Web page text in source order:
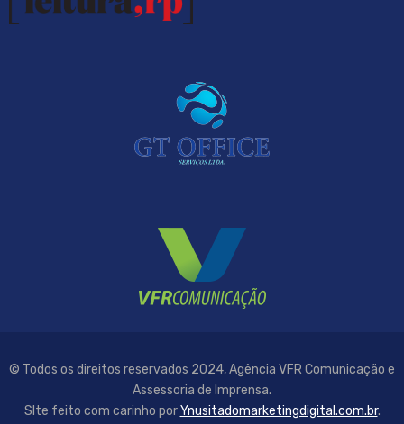
© Todos os direitos reservados 2024, Agência VFR Comunicação e
Assessoria de Imprensa.
SIte feito com carinho porYnusitadomarketingdigital.com.br.